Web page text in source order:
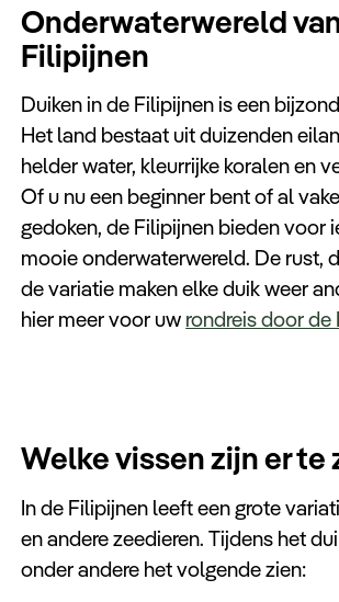
Inspiratie
Keuzehulp
Onderwaterwereld
Filipijnen
Duiken in de Filipijnen is een
Het land bestaat uit duizenden
helder water, kleurrijke koralen en
Of u nu een beginner bent of al
gedoken, de Filipijnen bieden voor
mooie onderwaterwereld. De rust,
de variatie maken elke duik weer
hier meer voor uw rondreis door de
Welke vissen zijn er te
In de Filipijnen leeft een grote
en andere zeedieren. Tijdens het
onder andere het volgende zien: